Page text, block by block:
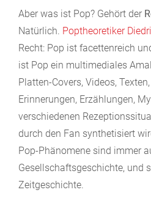
Aber was ist Pop? Gehört der
Natürlich. Poptheoretiker
Recht: Pop ist facettenreich
ist Pop ein multimediales
Platten-Covers, Videos,
Erinnerungen, Erzählungen,
verschiedenen
durch den Fan synthetisiert
Pop-Phänomene sind immer
Gesellschaftsgeschichte, und
Zeitgeschichte.